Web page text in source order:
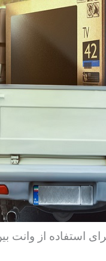
استفاده از وانت